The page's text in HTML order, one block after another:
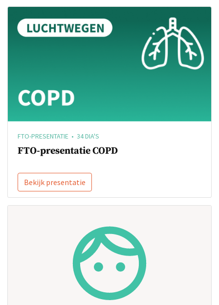
FTO-PRESENTATIE • 34 DIA'S
FTO-presentatie COPD
Bekijk presentatie